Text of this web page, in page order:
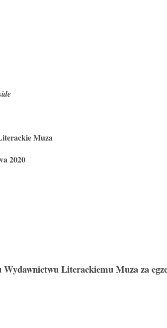
Muza
2020
Literackiemu Muza za